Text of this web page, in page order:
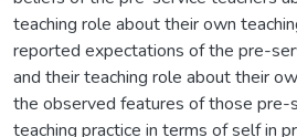
teaching role about their own
reported expectations of the pre-
and their teaching role about their
the observed features of those pre-
teaching practice in terms of self in